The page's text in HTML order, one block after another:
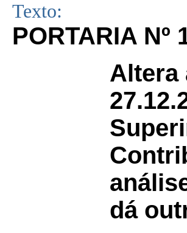
Texto:
PORTARIA Nº
Altera
dá